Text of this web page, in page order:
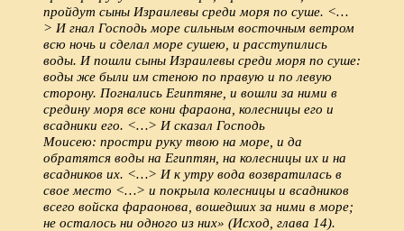
пройдут сыны Израилевы среди моря по суше. <…
> И гнал Господь море сильным восточным ветром
всю ночь и сделал море сушею, и расступились
воды. И пошли сыны Израилевы среди моря по суше:
воды же были им стеною по правую и по левую
сторону. Погнались Египтяне, и вошли за ними в
средину моря все кони фараона, колесницы его и
всадники его. <…> И сказал Господь
Моисею: простри руку твою на море, и да
обратятся воды на Египтян, на колесницы их и на
всадников их. <…> И к утру вода возвратилась в
свое место <…> и покрыла колесницы и всадников
всего войска фараонова, вошедших за ними в море;
не осталось ни одного из них» (Исход, глава 14).